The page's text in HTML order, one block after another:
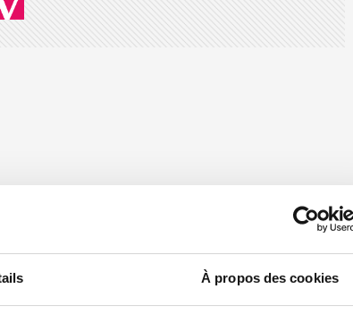
À propos des cookies